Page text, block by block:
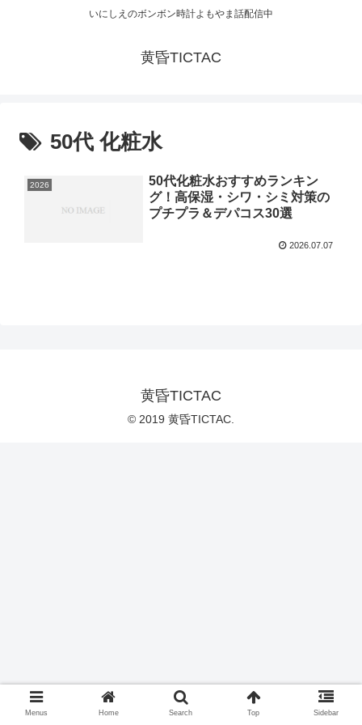
いにしえのボンボン時計よもやま話配信中
黄昏TICTAC
50代 化粧水
2026
50代化粧水おすすめランキン
グ！高保湿・シワ・シミ対策の
プチプラ＆デパコス30選
2026.07.07
黄昏TICTAC
© 2019 黄昏TICTAC.
Menus Home Search Top Sidebar